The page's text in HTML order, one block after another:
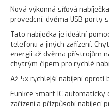
Nová výkonná síťová
provedení, dvěma USB porty
Tato nabíječka je ideální
telefonu a jiných zařízení.
energii až dvěma přístrojům
chytrým čipem pro rychlé
Až 5x rychlejší nabíjení oproti
Funkce Smart IC automaticky
zařízení a přizpůsobí nabíjecí